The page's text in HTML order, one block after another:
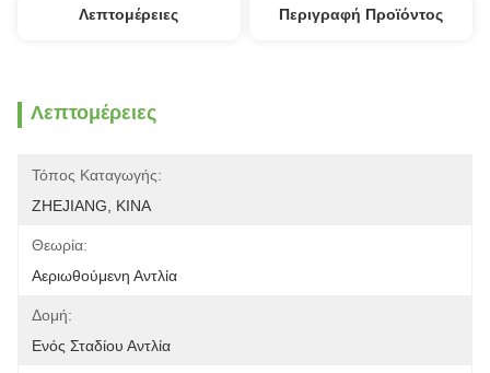
Λεπτομέρειες Περιγραφή Προϊόντος
Λεπτομέρειες
Τόπος Καταγωγής:
ZHEJIANG, ΚΙΝΑ
Θεωρία:
Αεριωθούμενη Αντλία
Δομή:
Ενός Σταδίου Αντλία